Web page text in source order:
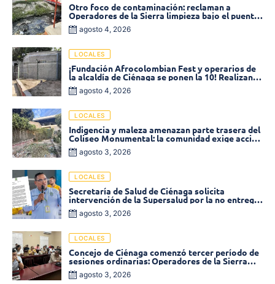
Otro foco de contaminación: reclaman a
Operadores de la Sierra limpieza bajo el puente
de la calle 19 con carrera 11
agosto 4, 2026
LOCALES
¡Fundación Afrocolombian Fest y operarios de
la alcaldía de Ciénaga se ponen la 10! Realizan
limpieza de la parte posterior del Coliseo
Monumental
agosto 4, 2026
LOCALES
Indigencia y maleza amenazan parte trasera del
Coliseo Monumental: la comunidad exige acción
inmediata!
agosto 3, 2026
LOCALES
Secretaría de Salud de Ciénaga solicita
intervención de la Supersalud por la no entrega
de medicamentos en las EPS
agosto 3, 2026
LOCALES
Concejo de Ciénaga comenzó tercer período de
sesiones ordinarias: Operadores de la Sierra
tema central de la plenaria
agosto 3, 2026